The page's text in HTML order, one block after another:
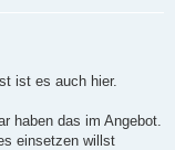
ist es auch hier.
haben das im Angebot.
einsetzen willst